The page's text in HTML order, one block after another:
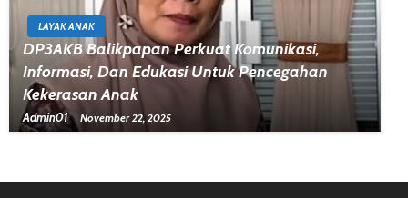
LAYAK ANAK
DP3AKB Balikpapan Perkuat Komunikasi,
Informasi, Dan Edukasi Untuk Pencegahan
Kekerasan Anak
Admin01 November 22, 2025